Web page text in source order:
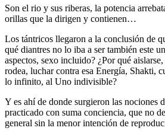
Son el rio y sus riberas, la potencia
orillas que la dirigen y contienen…
Los tántricos llegaron a la conclusión de
qué diantres no lo iba a ser también este
aspectos, sexo incluido? ¿Por qué
rodea, luchar contra esa Energía, Shakti,
lo infinito, al Uno indivisible?
Y es ahí de donde surgieron las nociones
practicado con suma conciencia, que no
general sin la menor intención de